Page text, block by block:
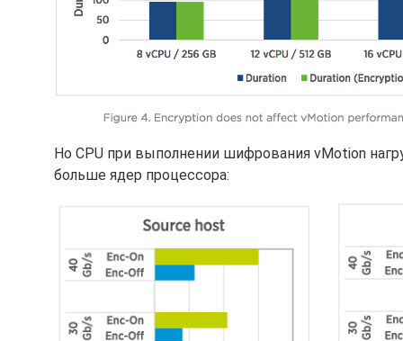
Но CPU при выполнении шифрования vMotion
больше ядер процессора: